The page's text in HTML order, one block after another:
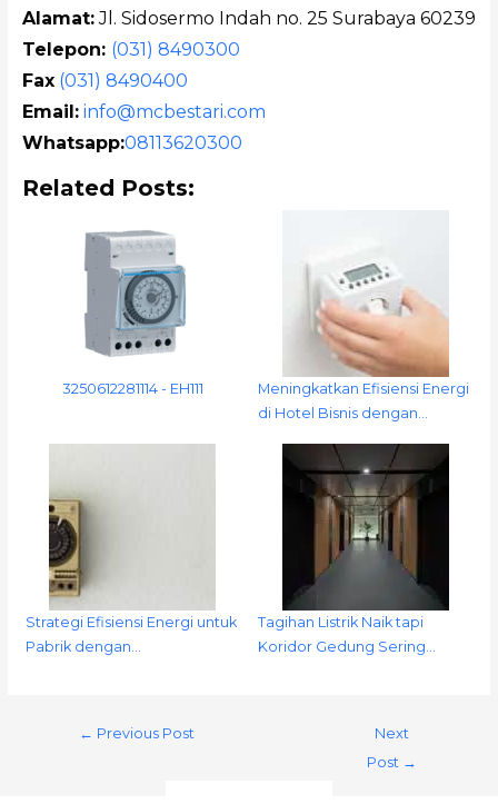
Alamat:Jl. Sidosermo Indah no. 25 Surabaya 60239
Telepon: (031) 8490300
Fax (031) 8490400
Email: info@mcbestari.com
Whatsapp:08113620300
Related Posts:
3250612281114 - EH111
Meningkatkan Efisiensi Energi
di Hotel Bisnis dengan…
Strategi Efisiensi Energi untuk
Pabrik dengan…
Tagihan Listrik Naik tapi
Koridor Gedung Sering…
← Previous Post
Next
Post →